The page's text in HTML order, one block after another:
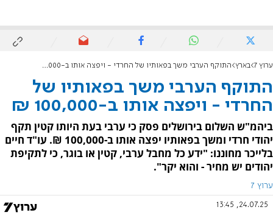
ערוץ 7 בארץ התוקף הערבי משך בפאותיו של החרדי - ויפצה אותו ב-100,000 ₪
התוקף הערבי משך בפאותיו של
החרדי - ויפצה אותו ב-100,000 ₪
ביהמ"ש השלום בירושלים פסק כי ערבי בעת היותו קטין תקף
יהודי חרדי ומשך בפאותיו יפצה אותו ב-100,000 ₪. עו"ד חיים
בלייכר מחוננו: "ידע כל מחבל ערבי, קטין או בוגר, כי לתקיפת
יהודים יש מחיר - והוא יקר".
ערוץ 7
24.07.25, 13:45